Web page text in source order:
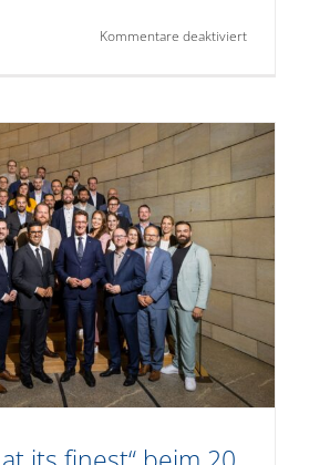
Kommentare deaktiviertfür
2024